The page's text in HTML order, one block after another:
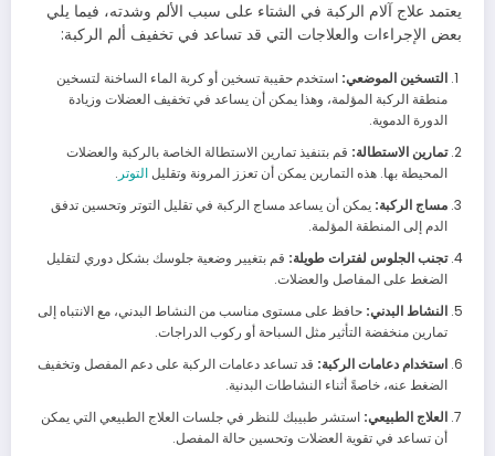
يعتمد علاج آلام الركبة في الشتاء على سبب الألم وشدته، فيما يلي
بعض الإجراءات والعلاجات التي قد تساعد في تخفيف ألم الركبة:
التسخين الموضعي: استخدم حقيبة تسخين أو كربة الماء الساخنة لتسخين
منطقة الركبة المؤلمة، وهذا يمكن أن يساعد في تخفيف العضلات وزيادة
الدورة الدموية.
تمارين الاستطالة: قم بتنفيذ تمارين الاستطالة الخاصة بالركبة والعضلات
المحيطة بها. هذه التمارين يمكن أن تعزز المرونة وتقليلالتوتر .
مساج الركبة: يمكن أن يساعد مساج الركبة في تقليل التوتر وتحسين تدفق
الدم إلى المنطقة المؤلمة.
تجنب الجلوس لفترات طويلة: قم بتغيير وضعية جلوسك بشكل دوري لتقليل
الضغط على المفاصل والعضلات.
النشاط البدني: حافظ على مستوى مناسب من النشاط البدني، مع الانتباه إلى
تمارين منخفضة التأثير مثل السباحة أو ركوب الدراجات.
استخدام دعامات الركبة: قد تساعد دعامات الركبة على دعم المفصل وتخفيف
الضغط عنه، خاصةً أثناء النشاطات البدنية.
العلاج الطبيعي: استشر طبيبك للنظر في جلسات العلاج الطبيعي التي يمكن
أن تساعد في تقوية العضلات وتحسين حالة المفصل.